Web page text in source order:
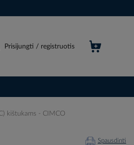
Prisijungti / registruotis
kištukams - CIMCO
Spausdinti